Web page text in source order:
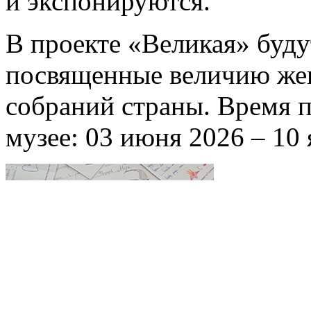
В проекте «Великая»
посвященные величию
собраний страны. Время
музее: 03 июня 2026 – 10